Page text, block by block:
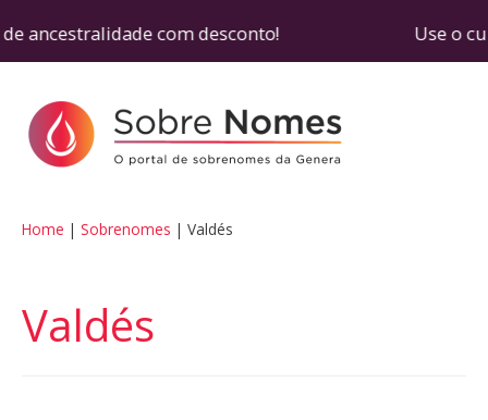
ancestralidade com desconto! Use o cupom
Home Sobrenomes Valdés
Valdés